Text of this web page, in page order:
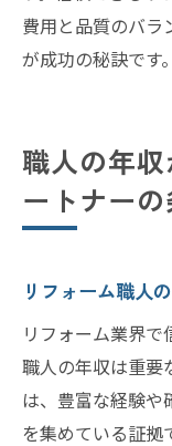
費用と品質のバラ
が成功の秘訣です。
職人の年
ートナー
リフォーム職人
リフォーム業界で
職人の年収は重要
は、豊富な経験や
を集めている証拠